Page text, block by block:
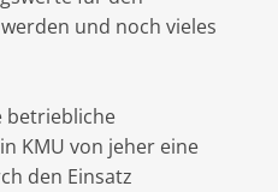
und noch vieles
betriebliche
KMU von jeher eine
den Einsatz